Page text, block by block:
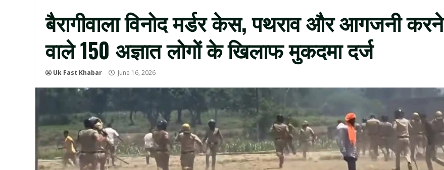
बैरागीवाला विनोद मर्डर केस, पथराव और आगजनी करने
वाले 150 अज्ञात लोगों के खिलाफ मुकदमा दर्ज
Uk Fast Khabar June 16, 2026